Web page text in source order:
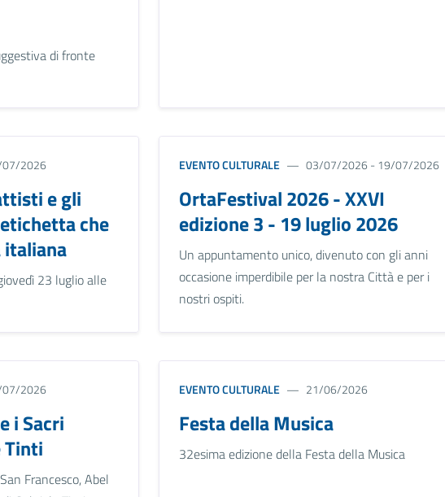
di fronte
2026
e gli
che
italiana
23 luglio alle
EVENTO CULTURALE 03/07/2026 - 19/07/2026
OrtaFestival 2026 - XXVI
edizione 3 - 19 luglio 2026
Un appuntamento unico, divenuto con gli anni
occasione imperdibile per la nostra Città e per i
nostri ospiti.
2026
i Sacri
Tinti
Francesco, Abel
EVENTO CULTURALE 21/06/2026
Festa della Musica
32esima edizione della Festa della Musica